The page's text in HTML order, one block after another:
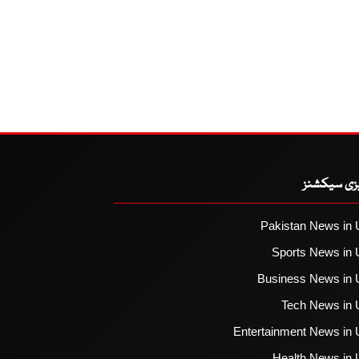
سیکشنز
Pakistan News in
Sports News in
Business News in
Tech News in
Entertainment News in